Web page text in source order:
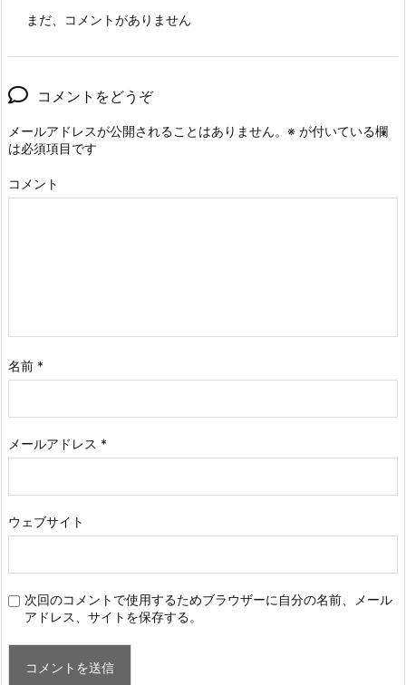
まだ、コメントがありません
コメントをどうぞ
メールアドレスが公開されることはありません。 ※ が付いている欄
は必須項目です
コメント
名前 *
メールアドレス *
ウェブサイト
次回のコメントで使用するためブラウザーに自分の名前、メール
アドレス、サイトを保存する。